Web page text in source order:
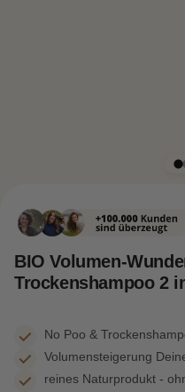
BIO Volumen-
Trockenshampoo 2
No Poo &
Volumensteigerung
reines Naturprodukt -